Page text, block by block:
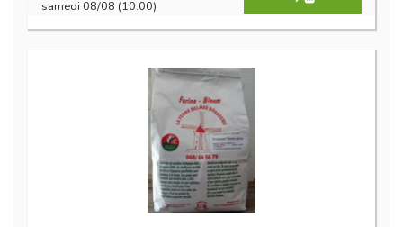
samedi 08/08 (10:00)